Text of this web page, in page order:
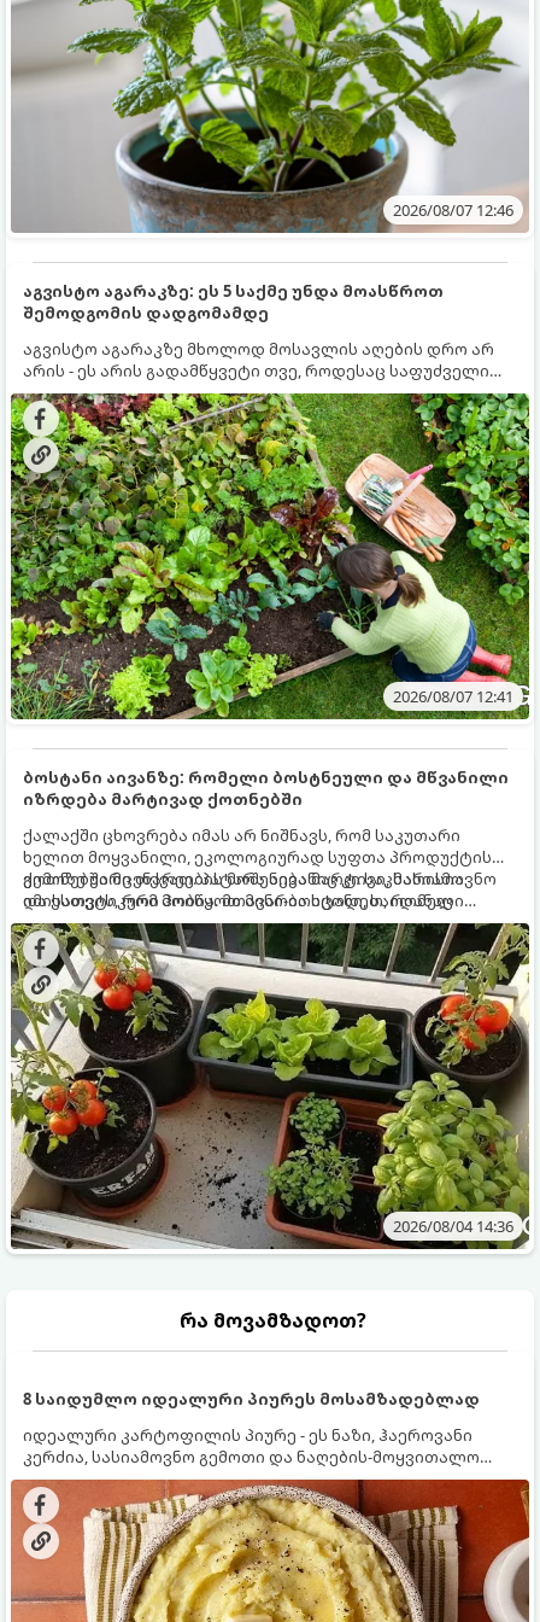
2026/08/07 12:46
აგვისტო აგარაკზე: ეს 5 საქმე უნდა მოასწროთ
შემოდგომის დადგომამდე
აგვისტო აგარაკზე მხოლოდ მოსავლის აღების დრო არ
არის - ეს არის გადამწყვეტი თვე, როდესაც საფუძველი
ეყრება მომავალი წლის მოსავალს და ბაღი მზადდება
შემოდგომა-ზამთრის სეზონისთვის. იმისათვის, რომ
ნიადაგმა ენერგია აღიდგინოს, ხოლო მცენარეებმა
ზამთარს გაუძლონ, აგვისტოს ბოლომდე 5
მნიშვნელოვანი საქმის გაკეთება უნდა მოასწროთ:
2026/08/07 12:41
ბოსტანი აივანზე: რომელი ბოსტნეული და მწვანილი
იზრდება მარტივად ქოთნებში
ქალაქში ცხოვრება იმას არ ნიშნავს, რომ საკუთარი
ხელით მოყვანილი, ეკოლოგიურად სუფთა პროდუქტის
გემოზე უარი თქვათ. პატარა აივანიც კი საკმარისია
იმისათვის, რომ მოიწყოთ მინი-ბოსტანი, საიდანაც
ყოველდღიურად ახალ, არომატულ მწვანილსა და
ბოსტნეულს მოკრეფთ.
ქოთნებში მცენარეების მოშენება მარტივი, სასიამოვნო
და ესთეტიკური ჰობია. მთავარია იცოდეთ, რომელი
კულტურები ეგუებიან ქოთნის პირობებს ყველაზე კარგად
და როგორ მოუაროთ მათ სწორად.
2026/08/04 14:36
რა მოვამზადოთ?
8 საიდუმლო იდეალური პიურეს მოსამზადებლად
იდეალური კარტოფილის პიურე - ეს ნაზი, ჰაეროვანი
კერძია, სასიამოვნო გემოთი და ნაღების-მოყვითალო
ფერით. მისი მომზადება ძალიან მარტივია, მაგრამ
არსებობს რამდენიმე საიდუმლო, რომლებიც უნდა
იცოდეთ, რომ პიურე იდეალურად გემრიელი გამოვიდეს.